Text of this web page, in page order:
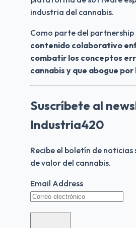
industria del cannabis.
Como parte del partnership
contenido colaborativo
combatir los conceptos
cannabis y que abogue
Suscríbete al
Industria420
Recibe el boletín de noticias
de valor del cannabis.
Email Address